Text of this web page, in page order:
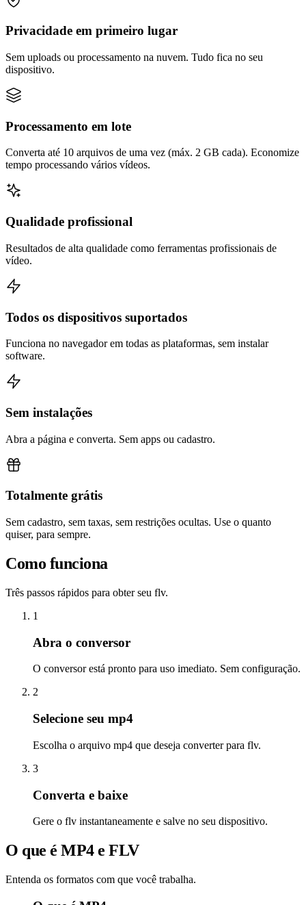
Privacidade em primeiro lugar
Sem uploads ou processamento na nuvem. Tudo fica no seu
dispositivo.
Processamento em lote
Converta até 10 arquivos de uma vez (máx. 2 GB cada). Economize
tempo processando vários vídeos.
Qualidade profissional
Resultados de alta qualidade como ferramentas profissionais de
vídeo.
Todos os dispositivos suportados
Funciona no navegador em todas as plataformas, sem instalar
software.
Sem instalações
Abra a página e converta. Sem apps ou cadastro.
Totalmente grátis
Sem cadastro, sem taxas, sem restrições ocultas. Use o quanto
quiser, para sempre.
Como funciona
Três passos rápidos para obter seu flv.
1
Abra o conversor
O conversor está pronto para uso imediato. Sem configuração.
2
Selecione seu mp4
Escolha o arquivo mp4 que deseja converter para flv.
3
Converta e baixe
Gere o flv instantaneamente e salve no seu dispositivo.
O que é MP4 e FLV
Entenda os formatos com que você trabalha.